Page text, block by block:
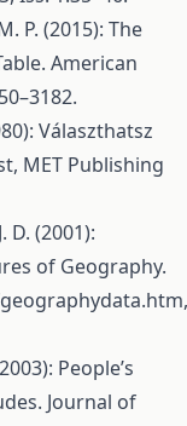
P. (2015): The
American
Választhatsz
MET Publishing
D. (2001):
of Geography.
,
People’s
Journal of